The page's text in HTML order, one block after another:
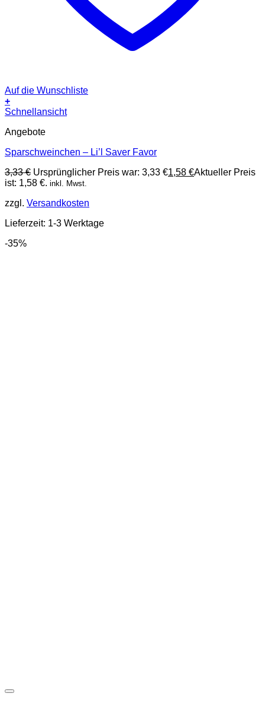
Auf die Wunschliste
+
Schnellansicht
Angebote
Sparschweinchen – Li’l Saver Favor
3,33€ Ursprünglicher Preis war: 3,33 €1,58 €Aktueller Preis
ist: 1,58 €. inkl. Mwst.
zzgl. Versandkosten
Lieferzeit: 1-3 Werktage
-35%